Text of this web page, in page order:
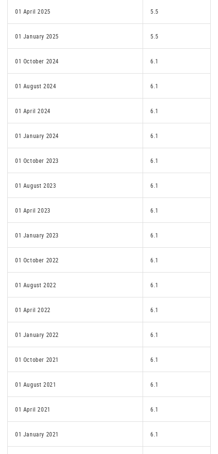
01 April 2025 5.5
01 January 2025 5.5
01 October 2024 6.1
01 August 2024 6.1
01 April 2024 6.1
01 January 2024 6.1
01 October 2023 6.1
01 August 2023 6.1
01 April 2023 6.1
01 January 2023 6.1
01 October 2022 6.1
01 August 2022 6.1
01 April 2022 6.1
01 January 2022 6.1
01 October 2021 6.1
01 August 2021 6.1
01 April 2021 6.1
01 January 2021 6.1